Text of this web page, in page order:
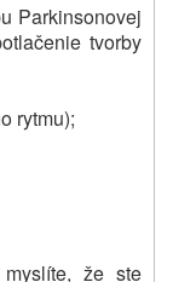
Parkinsonovej
tvorby
rytmu);
že ste